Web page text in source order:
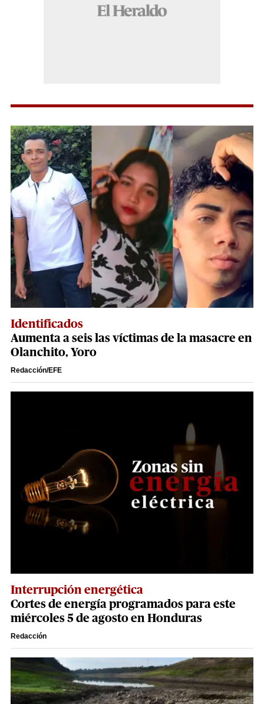
Identificados
Aumenta a seis las víctimas de la masacre en
Olanchito, Yoro
Redacción/EFE
Interrupción energética
Cortes de energía programados para este
miércoles 5 de agosto en Honduras
Redacción